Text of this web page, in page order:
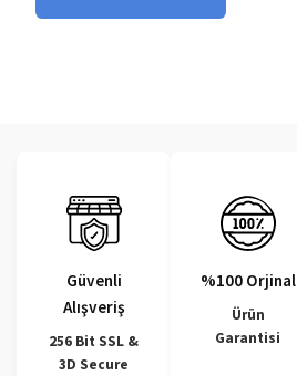
Güvenli
Alışveriş
256 Bit SSL &
3D Secure
%100 Orjinal
Ürün
Garantisi